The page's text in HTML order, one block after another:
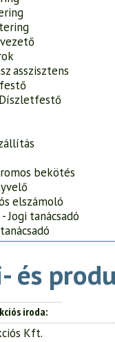
asszisztens
bekötés
elszámoló
Jogi tanácsadó
és
iroda
Kft.